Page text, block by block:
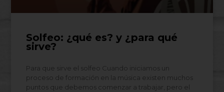
Solfeo: ¿qué es? y ¿para qué
sirve?
Para que sirve el solfeo Cuando iniciamos un
proceso de formación en la música existen muchos
puntos que debemos comenzar a trabajar, pero el